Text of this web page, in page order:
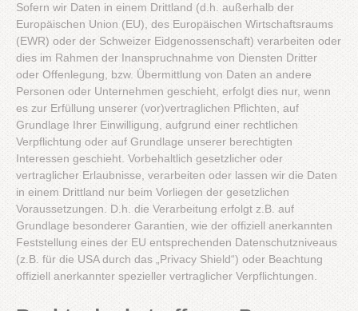
Sofern wir Daten in einem Drittland (d.h. außerhalb der
Europäischen Union (EU), des Europäischen Wirtschaftsraums
(EWR) oder der Schweizer Eidgenossenschaft) verarbeiten oder
dies im Rahmen der Inanspruchnahme von Diensten Dritter
oder Offenlegung, bzw. Übermittlung von Daten an andere
Personen oder Unternehmen geschieht, erfolgt dies nur, wenn
es zur Erfüllung unserer (vor)vertraglichen Pflichten, auf
Grundlage Ihrer Einwilligung, aufgrund einer rechtlichen
Verpflichtung oder auf Grundlage unserer berechtigten
Interessen geschieht. Vorbehaltlich gesetzlicher oder
vertraglicher Erlaubnisse, verarbeiten oder lassen wir die Daten
in einem Drittland nur beim Vorliegen der gesetzlichen
Voraussetzungen. D.h. die Verarbeitung erfolgt z.B. auf
Grundlage besonderer Garantien, wie der offiziell anerkannten
Feststellung eines der EU entsprechenden Datenschutzniveaus
(z.B. für die USA durch das „Privacy Shield“) oder Beachtung
offiziell anerkannter spezieller vertraglicher Verpflichtungen.